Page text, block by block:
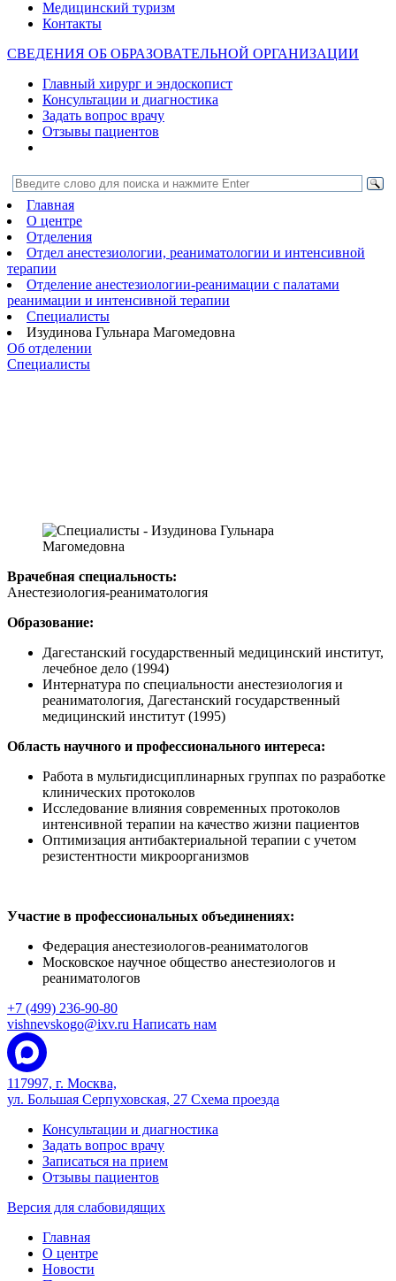
Медицинский туризм
Контакты
СВЕДЕНИЯ ОБ ОБРАЗОВАТЕЛЬНОЙ ОРГАНИЗАЦИИ
Главный хирург и эндоскопист
Консультации и диагностика
Задать вопрос врачу
Отзывы пациентов
Главная
О центре
Отделения
Отдел анестезиологии, реаниматологии и интенсивной
терапии
Отделение анестезиологии-реанимации с палатами
реанимации и интенсивной терапии
Специалисты
Изудинова Гульнара Магомедовна
Об отделении
Специалисты
Врачебная специальность:
Анестезиология-реаниматология
Образование:
Дагестанский государственный медицинский институт,
лечебное дело (1994)
Интернатура по специальности анестезиология и
реаниматология, Дагестанский государственный
медицинский институт (1995)
Область научного и профессионального интереса:
Работа в мультидисциплинарных группах по разработке
клинических протоколов
Исследование влияния современных протоколов
интенсивной терапии на качество жизни пациентов
Оптимизация антибактериальной терапии с учетом
резистентности микроорганизмов
Участие в профессиональных объединениях:
Федерация анестезиологов-реаниматологов
Московское научное общество анестезиологов и
реаниматологов
+7 (499) 236-90-80
vishnevskogo@ixv.ru Написать нам
117997, г. Москва,
ул. Большая Серпуховская, 27 Схема проезда
Консультации и диагностика
Задать вопрос врачу
Записаться на прием
Отзывы пациентов
Версия для слабовидящих
Главная
О центре
Новости